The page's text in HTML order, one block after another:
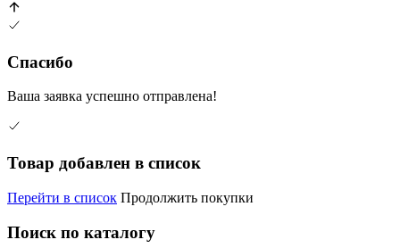
Спасибо
Ваша заявка успешно отправлена!
Товар добавлен в список
Перейти в список Продолжить покупки
Поиск по каталогу